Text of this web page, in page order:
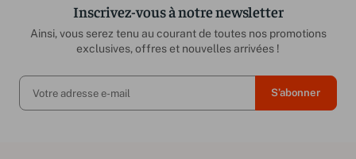
Inscrivez-vous à notre newsletter
Ainsi, vous serez tenu au courant de toutes nos promotions
exclusives, offres et nouvelles arrivées !